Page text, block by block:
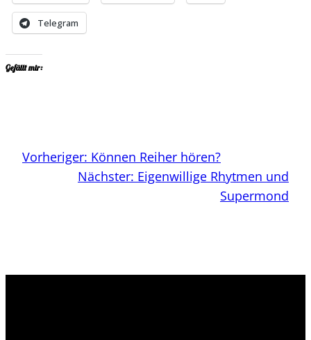
Telegram
Gefällt mir:
Vorheriger: Können Reiher hören?
Nächster: Eigenwillige Rhytmen und
Supermond